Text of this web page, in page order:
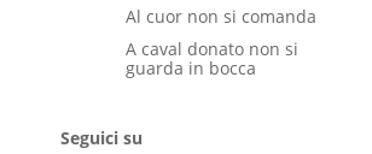
Al cuor non si comanda
A caval donato non si
guarda in bocca
Seguici su